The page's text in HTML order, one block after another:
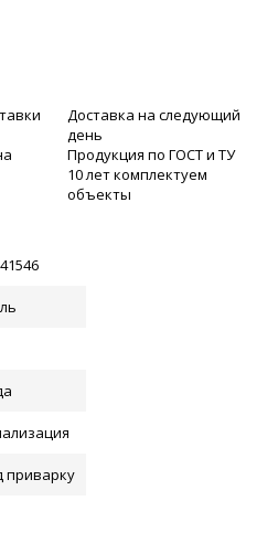
Доставка на следующий
день
Продукция по ГОСТ и ТУ
10 лет комплектуем
объекты
приварку